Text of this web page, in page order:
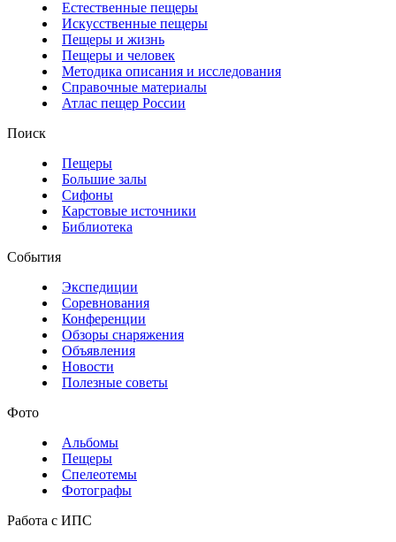
Естественные пещеры
Искусственные пещеры
Пещеры и жизнь
Пещеры и человек
Методика описания и исследования
Справочные материалы
Атлас пещер России
Поиск
Пещеры
Большие залы
Сифоны
Карстовые источники
Библиотека
События
Экспедиции
Соревнования
Конференции
Обзоры снаряжения
Объявления
Новости
Полезные советы
Фото
Альбомы
Пещеры
Спелеотемы
Фотографы
Работа с ИПС